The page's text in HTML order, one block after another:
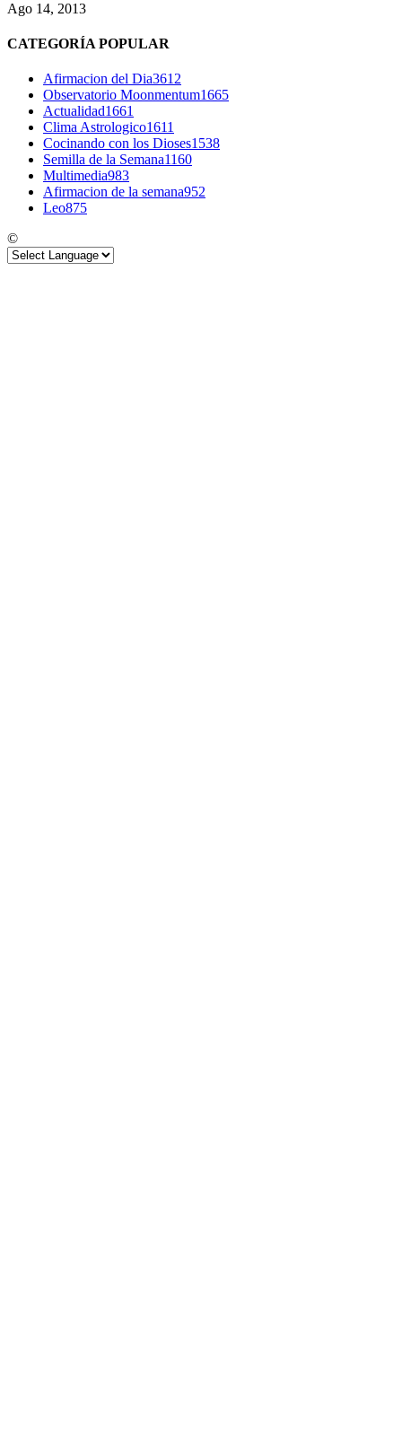
Ago 14, 2013
CATEGORÍA POPULAR
Afirmacion del Dia3612
Observatorio Moonmentum1665
Actualidad1661
Clima Astrologico1611
Cocinando con los Dioses1538
Semilla de la Semana1160
Multimedia983
Afirmacion de la semana952
Leo875
©